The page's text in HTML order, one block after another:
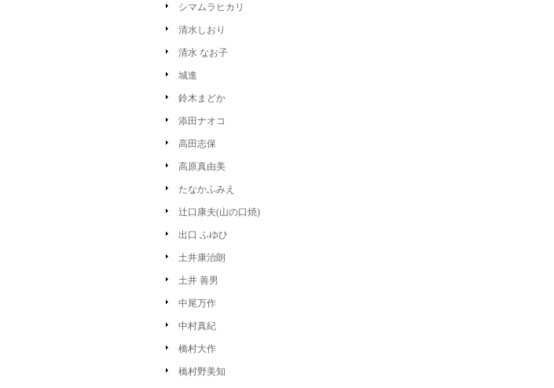
シマムラヒカリ
清水しおり
清水 なお子
城進
鈴木まどか
添田ナオコ
高田志保
高原真由美
たなかふみえ
辻口康夫(山の口焼)
出口 ふゆひ
土井康治朗
土井 善男
中尾万作
中村真紀
橋村大作
橋村野美知